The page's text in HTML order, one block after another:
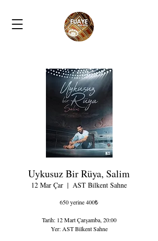
Uykusuz Bir Rüya, Salim
12 Mar Çar
  |
AST Bilkent Sahne
650 yerine 400₺
Tarih: 12 Mart Çarşamba, 20:00
Yer: AST Bilkent Sahne